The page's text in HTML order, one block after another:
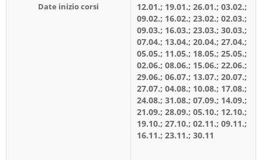
Date inizio corsi
12.01.; 19.01.; 26.01.; 03.02.;
09.02.; 16.02.; 23.02.; 02.03.;
09.03.; 16.03.; 23.03.; 30.03.;
07.04.; 13.04.; 20.04.; 27.04.;
05.05.; 11.05.; 18.05.; 25.05.;
02.06.; 08.06.; 15.06.; 22.06.;
29.06.; 06.07.; 13.07.; 20.07.;
27.07.; 04.08.; 10.08.; 17.08.;
24.08.; 31.08.; 07.09.; 14.09.;
21.09.; 28.09.; 05.10.; 12.10.;
19.10.; 27.10.; 02.11.; 09.11.;
16.11.; 23.11.; 30.11